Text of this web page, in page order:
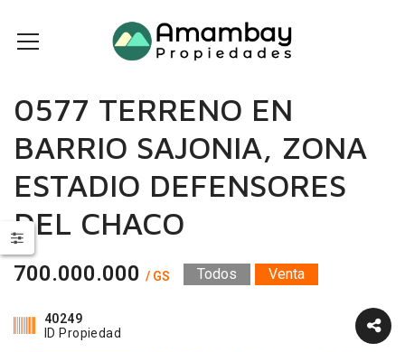
0577 TERRENO EN
BARRIO SAJONIA, ZONA
ESTADIO DEFENSORES
DEL CHACO
700.000.000 / GS Todos Venta
40249
ID Propiedad